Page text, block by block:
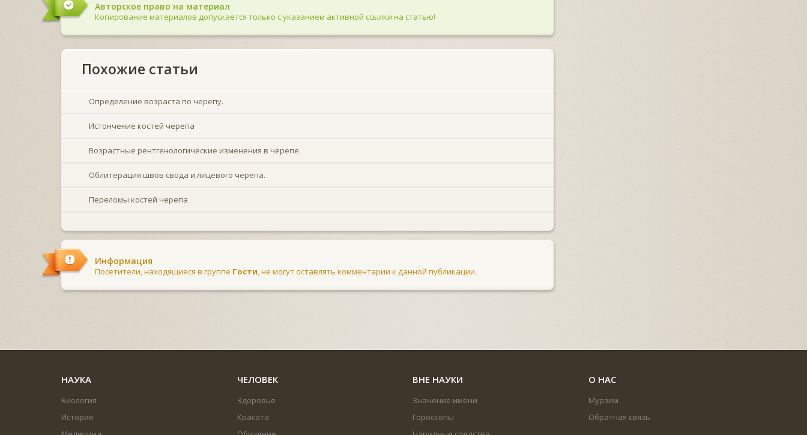
Авторское право на материал
Копирование материалов допускается только с указанием активной ссылки на статью!
Похожие статьи
Определение возраста по черепу.
Истончение костей черепа
Возрастные рентгенологические изменения в черепе.
Облитерация швов свода и лицевого черепа.
Переломы костей черепа
Информация
Посетители, находящиеся в группе Гости, не могут оставлять комментарии к данной публикации.
НАУКА
Биология
История
ЧЕЛОВЕК
Здоровье
Красота
ВНЕ НАУКИ
Значение имени
Гороскопы
О НАС
Мурзим
Обратная связь